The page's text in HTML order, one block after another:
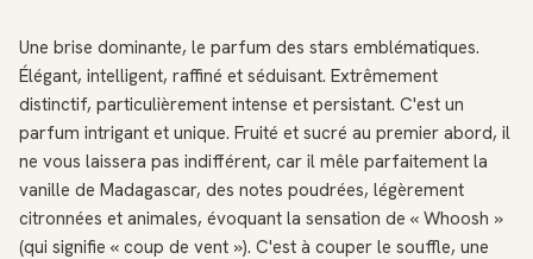
Une brise dominante, le parfum des stars emblématiques.
Élégant, intelligent, raffiné et séduisant. Extrêmement
distinctif, particulièrement intense et persistant. C'est un
parfum intrigant et unique. Fruité et sucré au premier abord, il
ne vous laissera pas indifférent, car il mêle parfaitement la
vanille de Madagascar, des notes poudrées, légèrement
citronnées et animales, évoquant la sensation de « Whoosh »
(qui signifie « coup de vent »). C'est à couper le souffle, une